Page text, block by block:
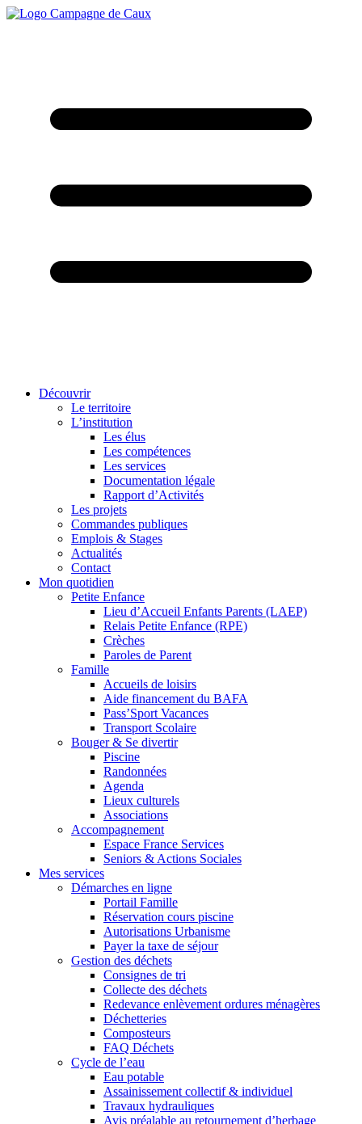
Découvrir
Le territoire
L’institution
Les élus
Les compétences
Les services
Documentation légale
Rapport d’Activités
Les projets
Commandes publiques
Emplois & Stages
Actualités
Contact
Mon quotidien
Petite Enfance
Lieu d’Accueil Enfants Parents (LAEP)
Relais Petite Enfance (RPE)
Crèches
Paroles de Parent
Famille
Accueils de loisirs
Aide financement du BAFA
Pass’Sport Vacances
Transport Scolaire
Bouger & Se divertir
Piscine
Randonnées
Agenda
Lieux culturels
Associations
Accompagnement
Espace France Services
Seniors & Actions Sociales
Mes services
Démarches en ligne
Portail Famille
Réservation cours piscine
Autorisations Urbanisme
Payer la taxe de séjour
Gestion des déchets
Consignes de tri
Collecte des déchets
Redevance enlèvement ordures ménagères
Déchetteries
Composteurs
FAQ Déchets
Cycle de l’eau
Eau potable
Assainissement collectif & individuel
Travaux hydrauliques
Avis préalable au retournement d’herbage